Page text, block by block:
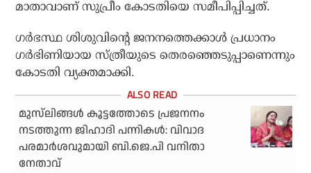
മാതാവാണ് സുപ്രീം കോടതിയെ സമീപിപ്പിച്ചത്.
ഗര്‍ഭസ്ഥ ശിശുവിന്റെ ജനനത്തെക്കാള്‍ പ്രധാനം
ഗര്‍ഭിണിയായ സ്ത്രീയുടെ തെരഞ്ഞെടുപ്പാണെന്നും
കോടതി വ്യക്തമാക്കി.
മുസ്‌ലിങ്ങള്‍ കൂട്ടത്തോടെ പ്രജനനം
നടത്തുന്ന ജിഹാദി പന്നികള്‍: വിവാദ
പരമാര്‍ശവുമായി ബി.ജെ.പി വനിതാ
നേതാവ്